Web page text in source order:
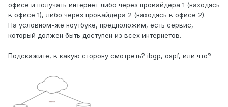
офисе и получать интернет либо через провайдера 1 (находясь
в офисе 1), либо через провайдера 2 (находясь в офисе 2).
На условном-же ноутбуке, предположим, есть сервис,
который должен быть доступен из всех интернетов.
Подскажите, в какую сторону смотреть? ibgp, ospf, или что?